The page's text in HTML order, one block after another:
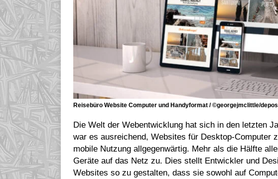
Reisebüro Website Computer und Handyformat / ©georgejmclittle/
Die Welt der Webentwicklung hat sich in den letzten
war es ausreichend, Websites für Desktop-Computer
mobile Nutzung allgegenwärtig. Mehr als die Hälfte
Geräte auf das Netz zu. Dies stellt Entwickler und
Websites so zu gestalten, dass sie sowohl auf